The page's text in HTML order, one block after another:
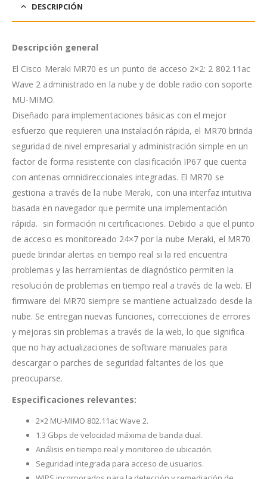
DESCRIPCIÓN
Descripción general
El Cisco Meraki MR70 es un punto de acceso 2×2: 2 802.11ac
Wave 2 administrado en la nube y de doble radio con soporte
MU-MIMO.
Diseñado para implementaciones básicas con el mejor
esfuerzo que requieren una instalación rápida, el MR70 brinda
seguridad de nivel empresarial y administración simple en un
factor de forma resistente con clasificación IP67 que cuenta
con antenas omnidireccionales integradas. El MR70 se
gestiona a través de la nube Meraki, con una interfaz intuitiva
basada en navegador que permite una implementación
rápida. sin formación ni certificaciones. Debido a que el punto
de acceso es monitoreado 24×7 por la nube Meraki, el MR70
puede brindar alertas en tiempo real si la red encuentra
problemas y las herramientas de diagnóstico permiten la
resolución de problemas en tiempo real a través de la web. El
firmware del MR70 siempre se mantiene actualizado desde la
nube. Se entregan nuevas funciones, correcciones de errores
y mejoras sin problemas a través de la web, lo que significa
que no hay actualizaciones de software manuales para
descargar o parches de seguridad faltantes de los que
preocuparse.
Especificaciones relevantes:
2×2 MU-MIMO 802.11ac Wave 2.
1.3 Gbps de velocidad máxima de banda dual.
Análisis en tiempo real y monitoreo de ubicación.
Seguridad integrada para acceso de usuarios.